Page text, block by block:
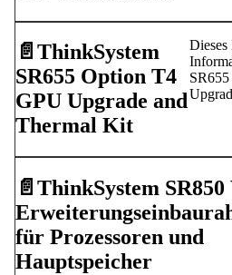
📄️ ThinkSystem
SR655 Option T4
GPU Upgrade and
Thermal Kit
📄️ ThinkSystem SR850
für Prozessoren und
Hauptspeicher